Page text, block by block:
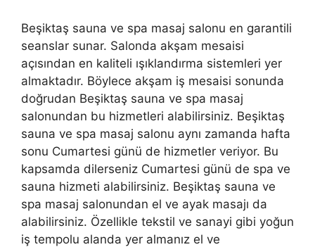
Beşiktaş sauna ve spa masaj salonu en garantili
seanslar sunar. Salonda akşam mesaisi
açısından en kaliteli ışıklandırma sistemleri yer
almaktadır. Böylece akşam iş mesaisi sonunda
doğrudan Beşiktaş sauna ve spa masaj
salonundan bu hizmetleri alabilirsiniz. Beşiktaş
sauna ve spa masaj salonu aynı zamanda hafta
sonu Cumartesi günü de hizmetler veriyor. Bu
kapsamda dilerseniz Cumartesi günü de spa ve
sauna hizmeti alabilirsiniz. Beşiktaş sauna ve
spa masaj salonundan el ve ayak masajı da
alabilirsiniz. Özellikle tekstil ve sanayi gibi yoğun
iş tempolu alanda yer almanız el ve